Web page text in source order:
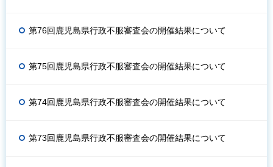
第76回鹿児島県行政不服審査会の開催結果について
第75回鹿児島県行政不服審査会の開催結果について
第74回鹿児島県行政不服審査会の開催結果について
第73回鹿児島県行政不服審査会の開催結果について